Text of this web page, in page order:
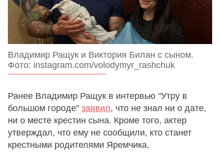
Владимир Ращук и Виктория Билан с сыном.
Фото: instagram.com/volodymyr_rashchuk
Ранее Владимир Ращук в интервью "Утру в
большом городе" заявил, что не знал ни о дате,
ни о месте крестин сына. Кроме того, актер
утверждал, что ему не сообщили, кто станет
крестными родителями Яремчика.